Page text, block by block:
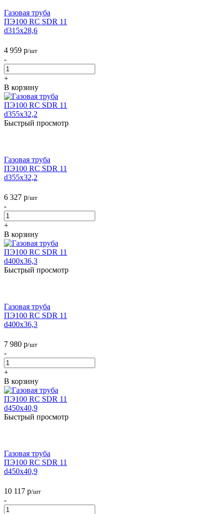
Газовая труба
ПЭ100 RC SDR 11
d315х28,6
4 959 р/шт
-
+
В корзину
Быстрый просмотр
Газовая труба
ПЭ100 RC SDR 11
d355х32,2
6 327 р/шт
-
+
В корзину
Быстрый просмотр
Газовая труба
ПЭ100 RC SDR 11
d400х36,3
7 980 р/шт
-
+
В корзину
Быстрый просмотр
Газовая труба
ПЭ100 RC SDR 11
d450х40,9
10 117 р/шт
-